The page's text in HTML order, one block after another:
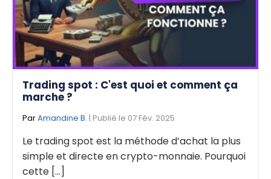
Trading spot : C'est quoi et comment ça
marche ?
ParAmandine B. | Publié le 07 Fév. 2025
Le trading spot est la méthode d’achat la plus
simple et directe en crypto-monnaie. Pourquoi
cette [...]